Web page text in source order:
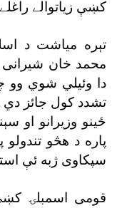
کښې زياتوالے
تېره مياشت د
محمد خان
دا وئيلي شوي وو
تشدد کول جائز دي
ځينو وزيرانو او
پاره د هڅو
سپکاوى ژبه ئې
قومى اسمبلۍ